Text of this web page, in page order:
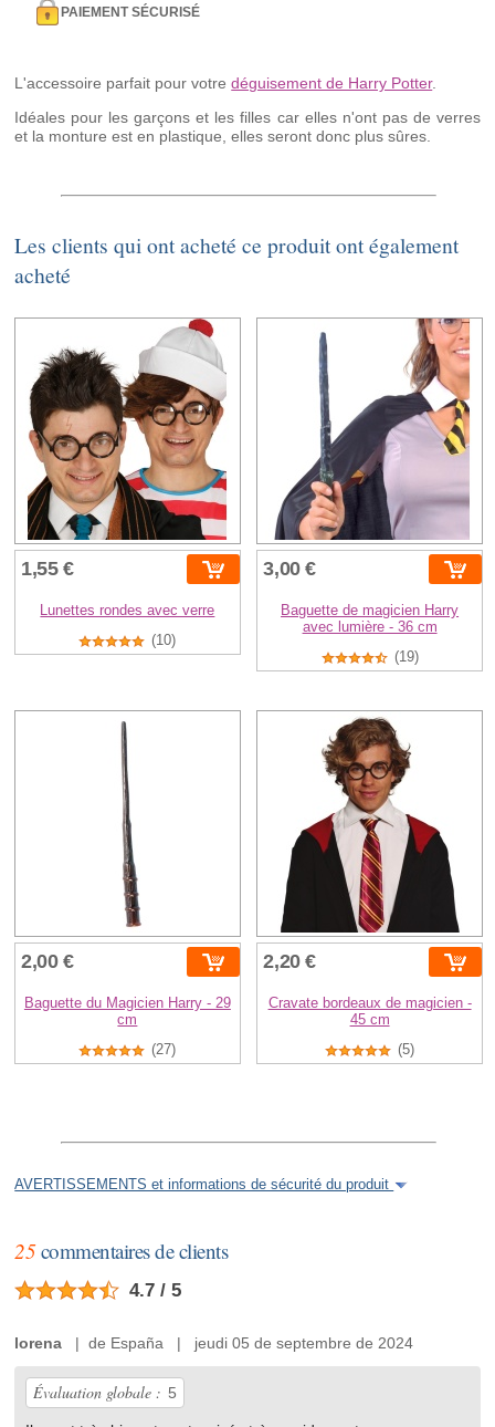
PAIEMENT SÉCURISÉ
L'accessoire parfait pour votredéguisement de Harry Potter.
Idéales pour les garçons et les filles car elles n'ont pas de verres
et la monture est en plastique, elles seront donc plus sûres.
Les clients qui ont acheté ce produit ont également
acheté
1,55 €
Lunettes rondes avec verre
(10)
3,00 €
Baguette de magicien Harry
avec lumière - 36 cm
(19)
2,00 €
Baguette du Magicien Harry - 29
cm
(27)
2,20 €
Cravate bordeaux de magicien -
45 cm
(5)
AVERTISSEMENTS et informations de sécurité du produit
25commentaires de clients
4.7 / 5
lorena | de España | jeudi 05 de septembre de 2024
Évaluation globale : 5